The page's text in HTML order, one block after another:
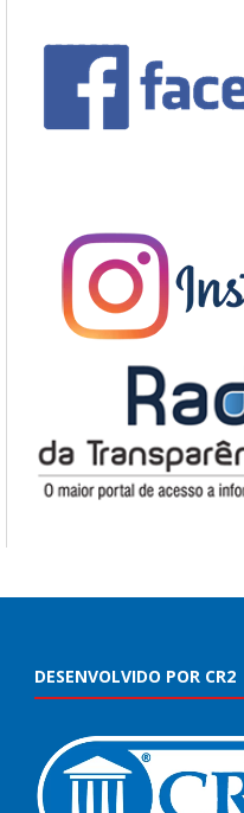
DESENVOLVIDO POR CR2